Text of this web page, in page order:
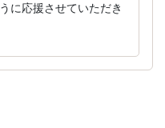
に応援させていただき